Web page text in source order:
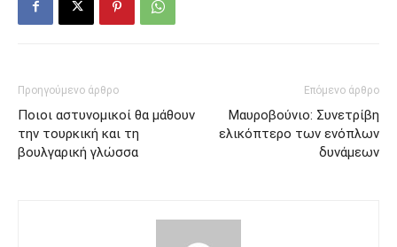
Προηγούμενο άρθρο
Ποιοι αστυνομικοί θα μάθουν
την τουρκική και τη
βουλγαρική γλώσσα
Επόμενο άρθρο
Μαυροβούνιο: Συνετρίβη
ελικόπτερο των ενόπλων
δυνάμεων